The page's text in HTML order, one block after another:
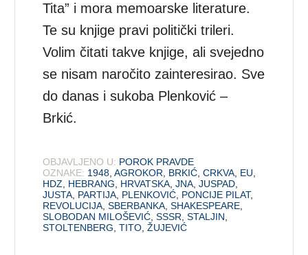
Tita” i mora memoarske literature.
Te su knjige pravi politički trileri.
Volim čitati takve knjige, ali svejedno
se nisam naročito zainteresirao. Sve
do danas i sukoba Plenković –
Brkić.
OBJAVLJENO U: POROK PRAVDE
OZNAKE: 1948,AGROKOR, BRKIĆ,CRKVA, EU,
HDZ, HEBRANG, HRVATSKA,JNA,JUSPAD,
JUSTA, PARTIJA, PLENKOVIĆ, PONCIJE PILAT,
REVOLUCIJA,SBERBANKA,SHAKESPEARE,
SLOBODAN MILOŠEVIĆ,SSSR,STALJIN,
STOLTENBERG,TITO,ŽUJEVIĆ